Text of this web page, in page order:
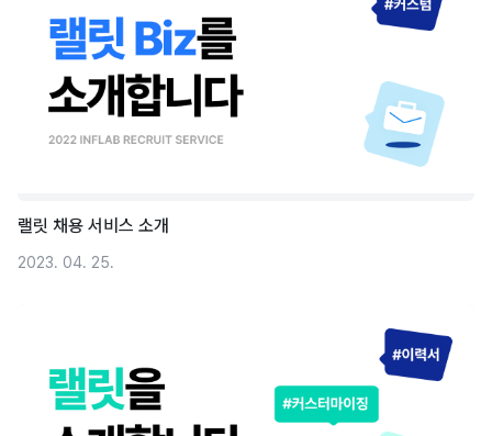
랠릿 채용 서비스 소개
2023. 04. 25.